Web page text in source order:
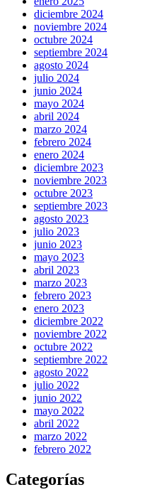
diciembre 2024
noviembre 2024
octubre 2024
septiembre 2024
agosto 2024
julio 2024
junio 2024
mayo 2024
abril 2024
marzo 2024
febrero 2024
enero 2024
diciembre 2023
noviembre 2023
octubre 2023
septiembre 2023
agosto 2023
julio 2023
junio 2023
mayo 2023
abril 2023
marzo 2023
febrero 2023
enero 2023
diciembre 2022
noviembre 2022
octubre 2022
septiembre 2022
agosto 2022
julio 2022
junio 2022
mayo 2022
abril 2022
marzo 2022
febrero 2022
Categorías